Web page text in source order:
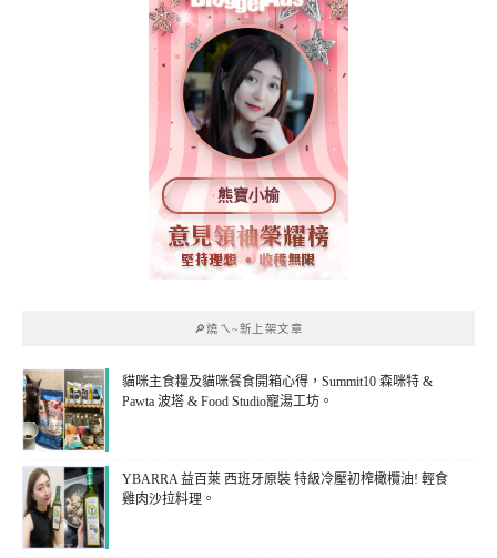
熊寶小榆
🔎燒ㄟ~新上架文章
貓咪主食糧及貓咪餐食開箱心得，Summit10 森咪特 &
Pawta 波塔 & Food Studio寵湯工坊。
YBARRA 益百萊 西班牙原裝 特級冷壓初榨橄欖油! 輕食
雞肉沙拉料理。